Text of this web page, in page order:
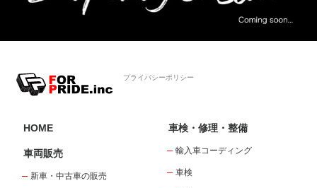
プライバシーポリシー
HOME
車両販売
新車・中古車の販売
車検・修理・整備
輸入車コーディング
車検